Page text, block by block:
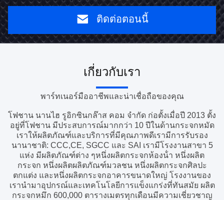
ติดต่อตอนนี้
เกี่ยวกับเรา
พาร์ทเนอร์มืออาชีพและน่าเชื่อถือของคุณ
โฟชาน นานไฮ รูอิกซินกล๊าส คอม จํากัด ก่อตั้งเมื่อปี 2013 ตั้ง
อยู่ที่โฟชาน มีประสบการณ์มากกว่า 10 ปีในด้านกระจกหมัด
เราให้ผลิตภัณฑ์และบริการที่มีคุณภาพดีเรามีการรับรอง
นานาชาติ: CCC,CE, SGCC และ SAI เรามีโรงงานสาขา 5
แห่ง มีผลิตภัณฑ์ต่าง ๆหนึ่งผลิตกระจกห้องน้ํา หนึ่งผลิต
กระจก หนึ่งผลิตผลิตภัณฑ์มวลชน หนึ่งผลิตกระจกศิลปะ
ตกแต่ง และหนึ่งผลิตกระจกอาคารขนาดใหญ่ โรงงานของ
เรานํามาอุปกรณ์และเทคโนโลยีการแข็งแกร่งที่ทันสมัย ผลิต
กระจกหมึก 600,000 ตารางเมตรทุกเดือนมีความเชี่ยวชาญ